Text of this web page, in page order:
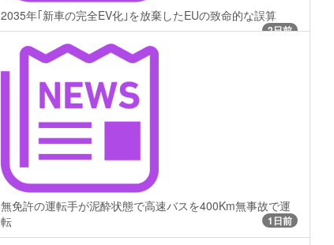
2035年｢新車の完全EV化｣を放棄したEUの致命的な誤算
2日前
無免許の運転手が泥酔状態で高速バスを400Km無事故で運
転
1日前